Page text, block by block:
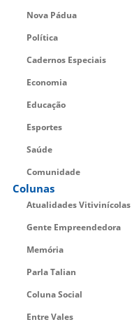
Nova Pádua
Política
Cadernos Especiais
Economia
Educação
Esportes
Saúde
Comunidade
Colunas
Atualidades Vitivinícolas
Gente Empreendedora
Memória
Parla Talian
Coluna Social
Entre Vales